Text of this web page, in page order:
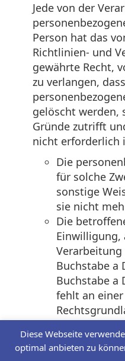
Jede von der
Person hat das
Richtlinien- und
gewährte Recht,
zu verlangen,
gelöscht werden,
Gründe zutrifft
nicht erforderlich
Die
für solche
sonstige
sie nicht
Die
Einwilligung,
Verarbeitung
Buchstabe a
Buchstabe a
fehlt an
Die
21 Abs. 1
die
Diese Webseite
optimal anbieten zu